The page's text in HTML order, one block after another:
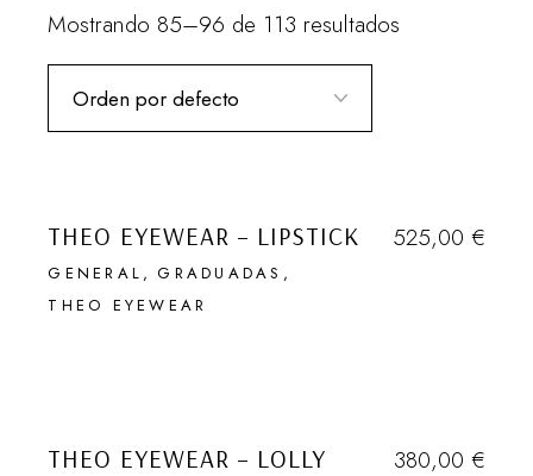
Mostrando 85–96 de 113 resultados
THEO EYEWEAR – LIPSTICK
GENERAL
GRADUADAS
THEO EYEWEAR
525,00 €
THEO EYEWEAR – LOLLY 380,00 €